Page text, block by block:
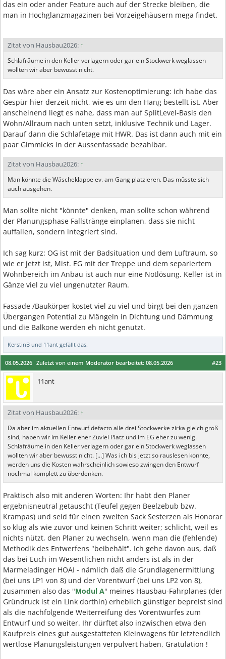
das ein oder ander Feature auch auf der Strecke bleiben, die
man in Hochglanzmagazinen bei Vorzeigehäusern mega findet.
Zitat von Hausbau2026: ↑
Schlafräume in den Keller verlagern oder gar ein Stockwerk weglassen
wollten wir aber bewusst nicht.
Das wäre aber ein Ansatz zur Kostenoptimierung: ich habe das
Gespür hier derzeit nicht, wie es um den Hang bestellt ist. Aber
anscheinend liegt es nahe, dass man auf SplitLevel-Basis den
Wohn/Allraum nach unten setzt, inklusive Technik und Lager.
Darauf dann die Schlafetage mit HWR. Das ist dann auch mit ein
paar Gimmicks in der Aussenfassade bezahlbar.
Zitat von Hausbau2026: ↑
Man könnte die Wäscheklappe ev. am Gang platzieren. Das müsste sich
auch ausgehen.
Man sollte nicht "könnte" denken, man sollte schon während
der Planungsphase Fallstränge einplanen, dass sie nicht
auffallen, sondern integriert sind.
Ich sag kurz: OG ist mit der Badsituation und dem Luftraum, so
wie er jetzt ist, Mist. EG mit der Treppe und dem separiertem
Wohnbereich im Anbau ist auch nur eine Notlösung. Keller ist in
Gänze viel zu viel ungenutzter Raum.
Fassade /Baukörper kostet viel zu viel und birgt bei den ganzen
Übergangen Potential zu Mängeln in Dichtung und Dämmung
und die Balkone werden eh nicht genutzt.
KerstinB und 11ant gefällt das.
#23
08.05.2026 Zuletzt von einem Moderator bearbeitet: 08.05.2026
11ant
Zitat von Hausbau2026: ↑
Da aber im aktuellen Entwurf defacto alle drei Stockwerke zirka gleich groß
sind, haben wir im Keller eher Zuviel Platz und im EG eher zu wenig.
Schlafräume in den Keller verlagern oder gar ein Stockwerk weglassen
wollten wir aber bewusst nicht. [...] Was ich bis jetzt so rauslesen konnte,
werden uns die Kosten wahrscheinlich sowieso zwingen den Entwurf
nochmal komplett zu überdenken.
Praktisch also mit anderen Worten: Ihr habt den Planer
ergebnisneutral getauscht (Teufel gegen Beelzebub bzw.
Krampas) und seid für einen zweiten Sack Sesterzen als Honorar
so klug als wie zuvor und keinen Schritt weiter; schlicht, weil es
nichts nützt, den Planer zu wechseln, wenn man die (fehlende)
Methodik des Entwerfens "beibehält". Ich gehe davon aus, daß
das bei Euch im Wesentlichen nicht anders ist als in der
Marmeladinger HOAI - nämlich daß die Grundlagenermittlung
(bei uns LP1 von 8) und der Vorentwurf (bei uns LP2 von 8),
zusammen also das "Modul A" meines Hausbau-Fahrplanes (der
Gründruck ist ein Link dorthin) erheblich günstiger bepreist sind
als die nachfolgende Weiterreifung des Vorentwurfes zum
Entwurf und so weiter. Ihr dürftet also inzwischen etwa den
Kaufpreis eines gut ausgestatteten Kleinwagens für letztendlich
wertlose Planungsleistungen verpulvert haben, Gratulation !